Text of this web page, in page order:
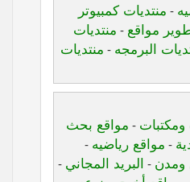
- منتديات كمبيوتر
مواقع - منتديات
البرمجه - منتديات
- مواقع بحث
- مواقع رياضيه -
ومدن - البريد المجاني -